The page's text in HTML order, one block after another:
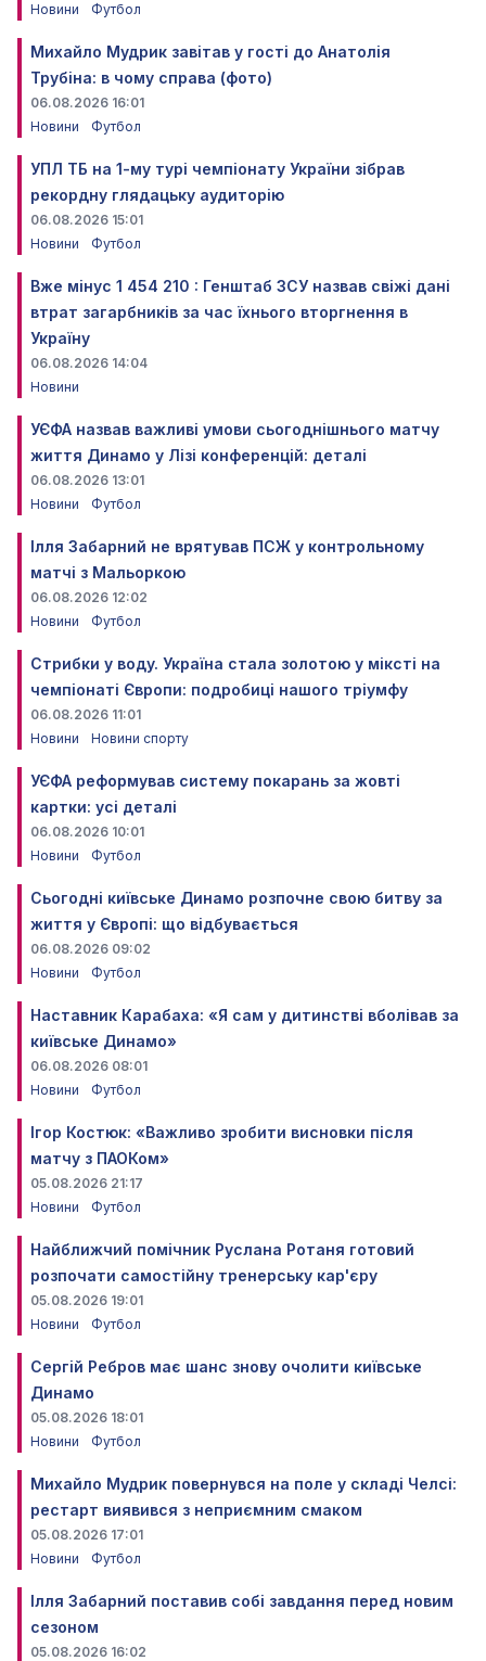
Новини Футбол
Михайло Мудрик завітав у гості до Анатолія
Трубіна: в чому справа (фото)
06.08.2026 16:01
Новини
Футбол
УПЛ ТБ на 1-му турі чемпіонату України зібрав
рекордну глядацьку аудиторію
06.08.2026 15:01
Новини
Футбол
Вже мінус 1 454 210 : Генштаб ЗСУ назвав свіжі дані
втрат загарбників за час їхнього вторгнення в
Україну
06.08.2026 14:04
Новини
УЄФА назвав важливі умови сьогоднішнього матчу
життя Динамо у Лізі конференцій: деталі
06.08.2026 13:01
Новини
Футбол
Ілля Забарний не врятував ПСЖ у контрольному
матчі з Мальоркою
06.08.2026 12:02
Новини
Футбол
Стрибки у воду. Україна стала золотою у міксті на
чемпіонаті Європи: подробиці нашого тріумфу
06.08.2026 11:01
Новини
Новини спорту
УЄФА реформував систему покарань за жовті
картки: усі деталі
06.08.2026 10:01
Новини
Футбол
Сьогодні київське Динамо розпочне свою битву за
життя у Європі: що відбувається
06.08.2026 09:02
Новини
Футбол
Наставник Карабаха: «Я сам у дитинстві вболівав за
київське Динамо»
06.08.2026 08:01
Новини
Футбол
Ігор Костюк: «Важливо зробити висновки після
матчу з ПАОКом»
05.08.2026 21:17
Новини
Футбол
Найближчий помічник Руслана Ротаня готовий
розпочати самостійну тренерську кар'єру
05.08.2026 19:01
Новини
Футбол
Сергій Ребров має шанс знову очолити київське
Динамо
05.08.2026 18:01
Новини
Футбол
Михайло Мудрик повернувся на поле у складі Челсі:
рестарт виявився з неприємним смаком
05.08.2026 17:01
Новини
Футбол
Ілля Забарний поставив собі завдання перед новим
сезоном
05.08.2026 16:02